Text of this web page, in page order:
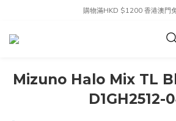
購物滿HKD $1200 香港澳門
Mizuno Halo Mix TL
D1GH2512-